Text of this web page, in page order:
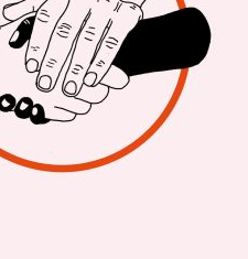
E s gibt Orte in
Kater
noch die
Brunch nicht
Besonders deutlich